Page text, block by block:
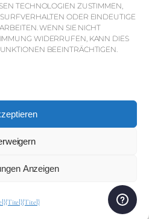
TECHNOLOGIEN ZUSTIMMEN,
ODER EINDEUTIGE
WENN SIE NICHT
WIDERRUFEN, KANN DIES
BEEINTRÄCHTIGEN.
Anzeigen
{Titel}{Titel}
der Region
Rechte vorbehalten 2026.
ImpressumAGB
Kanal
Lda. Alle Rechte vorbehalten.